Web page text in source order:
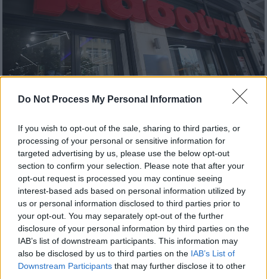
Do Not Process My Personal Information
If you wish to opt-out of the sale, sharing to third parties, or
processing of your personal or sensitive information for
targeted advertising by us, please use the below opt-out
section to confirm your selection. Please note that after your
opt-out request is processed you may continue seeing
interest-based ads based on personal information utilized by
us or personal information disclosed to third parties prior to
your opt-out. You may separately opt-out of the further
disclosure of your personal information by third parties on the
IAB’s list of downstream participants. This information may
also be disclosed by us to third parties on the IAB’s List of
Downstream Participants that may further disclose it to other
(Copyright: Intime)
Προσθέστε το ΕΘΝΟΣ στη Google
H εταιρείαΜασούτηςμε περηφάνεια
ανακοινώνει ότι απέκτησε τηνΠιστοποίηση
του Great Place to Work®,(CERTIFIED by
Great Place to Work®) μετά από μια μεθοδική
και διεξοδική αξιολόγηση η οποία
πραγματοποιήθηκε από τον οργανισμό Great
Place to Work® Hellas.